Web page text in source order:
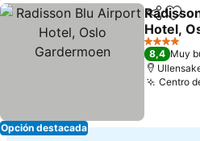
Opción destacada
Hotel,
4 Estrellas
8,4 Muy
Centro